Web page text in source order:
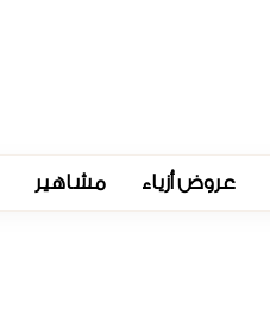
عروض أزياء مشاهير